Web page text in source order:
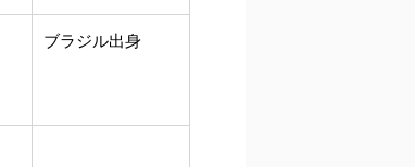
ブラジル出身